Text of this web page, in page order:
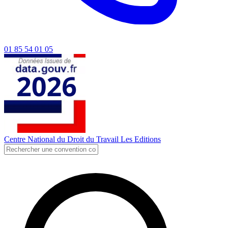
01 85 54 01 05
Centre National du Droit du Travail Les Editions